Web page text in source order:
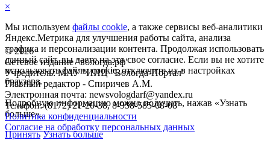
©2026
Сетевое издание "вологда.рф"
Учредитель: МАУ "ИИЦ "Вологда-Портал"
Главный редактор - Спиричев А.М.
Электронная почта: newsvologdarf@yandex.ru
Телефон: (8172) 21-20-38, 8-958-585-08-08
Политика конфиденциальности
Согласие на обработку персональных данных
×
Мы используем файлы cookie, а также сервисы веб-аналитики
Яндекс.Метрика для улучшения работы сайта, анализа
трафика и персонализации контента. Продолжая использовать
данный сайт, вы даете на это свое согласие. Если вы не хотите
использовать файлы cookie, отключите их в настройках
браузера.
Подробную информацию можно получить, нажав «Узнать
больше».
Принять Узнать больше